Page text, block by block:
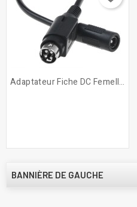
Adaptateur Fiche DC Femelle...
BANNIÈRE DE GAUCHE